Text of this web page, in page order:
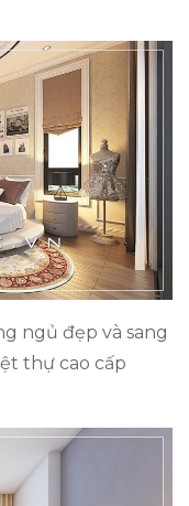
ngủ đẹp và sang
thự cao cấp